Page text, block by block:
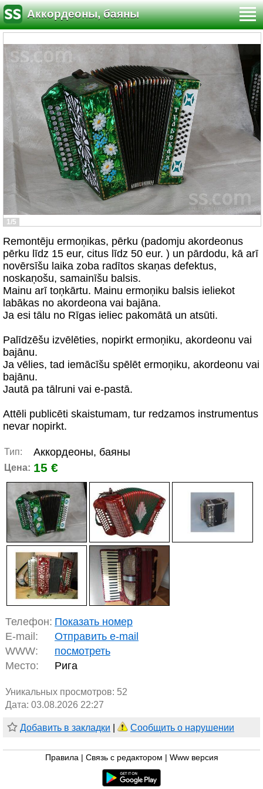
Аккордеоны, баяны
1/5
Remontēju ermoņikas, pērku (padomju akordeonus
pērku līdz 15 eur, citus līdz 50 eur. ) un pārdodu, kā arī
novērsīšu laika zoba radītos skaņas defektus,
noskaņošu, samainīšu balsis.
Mainu arī toņkārtu. Mainu ermoņiku balsis ieliekot
labākas no akordeona vai bajāna.
Ja esi tālu no Rīgas ieliec pakomātā un atsūti.
Palīdzēšu izvēlēties, nopirkt ermoņiku, akordeonu vai
bajānu.
Ja vēlies, tad iemācīšu spēlēt ermoņiku, akordeonu vai
bajānu.
Jautā pa tālruni vai e-pastā.
Attēli publicēti skaistumam, tur redzamos instrumentus
nevar nopirkt.
Тип: Аккордеоны, баяны
Цена: 15 €
Телефон: Показать номер
E-mail:
Отправить e-mail
WWW:
посмотреть
Место:
Рига
Уникальных просмотров: 52
Дата: 03.08.2026 22:27
Добавить в закладки Сообщить о нарушении
Правила Связь с редактором Www версия